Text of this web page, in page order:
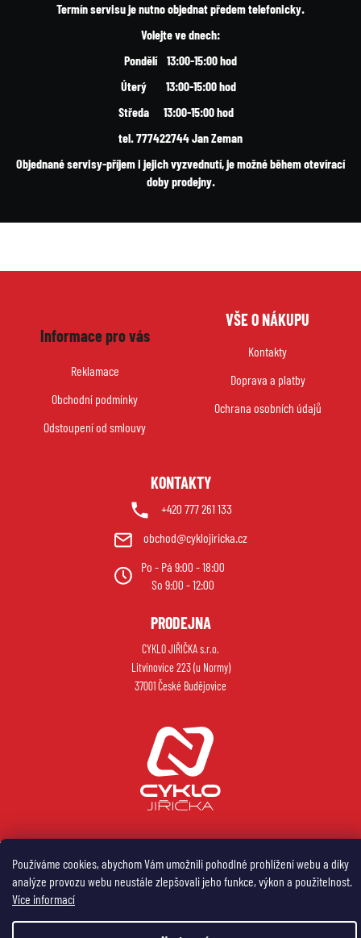
Používáme cookies, abychom Vám umožnili pohodlné prohlížení webu a díky
analýze provozu webu neustále zlepšovali jeho funkce, výkon a použitelnost.
Více informací
Termín servisu je nutno objednat předem telefonicky.
Volejte ve dnech:
Pondělí 13:00-15:00 hod
Úterý 13:00-15:00 hod
Středa 13:00-15:00 hod
tel. 777422744 Jan Zeman
Objednané servisy-příjem i jejich vyzvednutí, je možné během otevírací
doby prodejny.
Informace pro vás
Reklamace
Obchodní podmínky
Odstoupení od smlouvy
VŠE O NÁKUPU
Kontakty
Doprava a platby
Ochrana osobních údajů
KONTAKTY
+420 777 261 133
obchod@cyklojiricka.cz
Po - Pá 9:00 - 18:00
So 9:00 - 12:00
PRODEJNA
CYKLO JIŘIČKA s.r.o.
Litvínovice 223 (u Normy)
37001 České Budějovice
Vytvořil Shoptet
Copyright 2026My e-shop. Všechna práva vyhrazena.